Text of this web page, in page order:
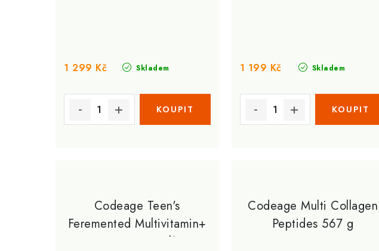
Skladem
1 299 Kč Skladem
1 199 Kč
Codeage Teen's
Feremented Multivitamin+
60 Veg Kapslí
Codeage Multi Collagen
Peptides 567 g